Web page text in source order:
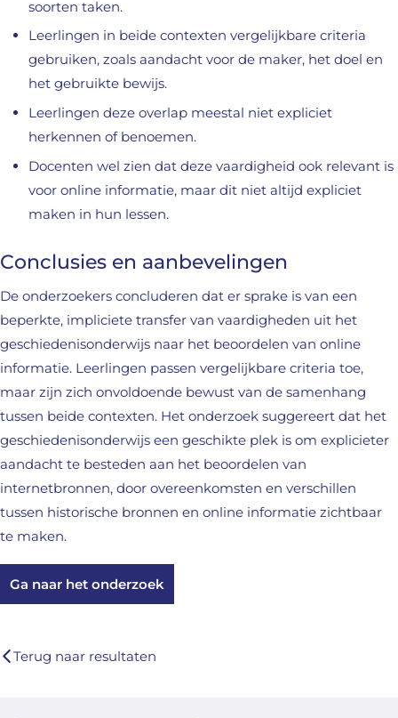
soorten taken.
Leerlingen in beide contexten vergelijkbare criteria
gebruiken, zoals aandacht voor de maker, het doel en
het gebruikte bewijs.
Leerlingen deze overlap meestal niet expliciet
herkennen of benoemen.
Docenten wel zien dat deze vaardigheid ook relevant is
voor online informatie, maar dit niet altijd expliciet
maken in hun lessen.
Conclusies en aanbevelingen
De onderzoekers concluderen dat er sprake is van een
beperkte, impliciete transfer van vaardigheden uit het
geschiedenisonderwijs naar het beoordelen van online
informatie. Leerlingen passen vergelijkbare criteria toe,
maar zijn zich onvoldoende bewust van de samenhang
tussen beide contexten. Het onderzoek suggereert dat het
geschiedenisonderwijs een geschikte plek is om explicieter
aandacht te besteden aan het beoordelen van
internetbronnen, door overeenkomsten en verschillen
tussen historische bronnen en online informatie zichtbaar
te maken.
Ga naar het onderzoek
Terug naar resultaten